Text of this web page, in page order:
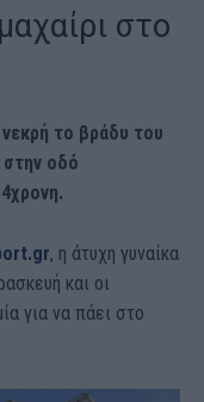
στο
το βράδυ του
οδό
, η άτυχη γυναίκα
και οι
για να πάει στο